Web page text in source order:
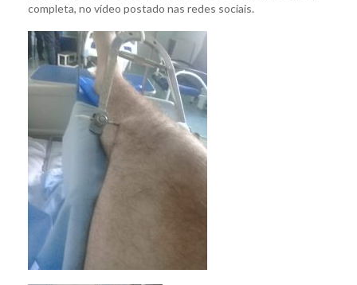
completa, no vídeo postado nas redes sociais.